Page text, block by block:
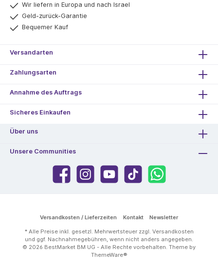
Wir liefern in Europa und nach Israel
Geld-zurück-Garantie
Bequemer Kauf
Versandarten
Zahlungsarten
Annahme des Auftrags
Sicheres Einkaufen
Über uns
Unsere Communities
Versandkosten / Lieferzeiten Kontakt Newsletter
* Alle Preise inkl. gesetzl. Mehrwertsteuer zzgl. Versandkosten
und ggf. Nachnahmegebühren, wenn nicht anders angegeben.
© 2026 BestMarket BM UG - Alle Rechte vorbehalten. Theme by
ThemeWare®